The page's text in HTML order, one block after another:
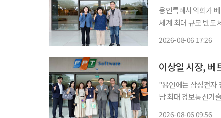
용인특례시의회가
세계 최대 규모 반도
2026-08-06 17:26
이상일 시장,
"용인에는 삼성전자 팹 6기,
남 최대 정보통신기
2026-08-06 09:56